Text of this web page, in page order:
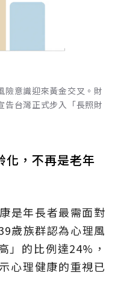
險意識迎來黃金交叉。財
告台灣正式步入「長照財
化，不再是老年
是年長者最需面對
歲族群認為心理風
」的比例達24%，
心理健康的重視已